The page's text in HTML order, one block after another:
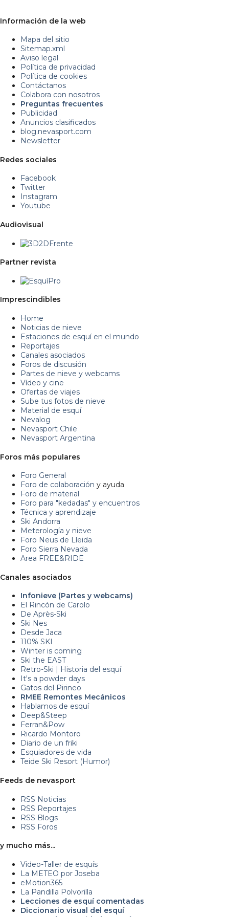
Información de la web
Mapa del sitio
Sitemap.xml
Aviso legal
Política de privacidad
Política de cookies
Contáctanos
Colabora con nosotros
Preguntas frecuentes
Publicidad
Anuncios clasificados
blog.nevasport.com
Newsletter
Redes sociales
Facebook
Twitter
Instagram
Youtube
Audiovisual
Partner revista
Imprescindibles
Home
Noticias de nieve
Estaciones de esquí en el mundo
Reportajes
Canales asociados
Foros de discusión
Partes de nieve y webcams
Vídeo y cine
Ofertas de viajes
Sube tus fotos de nieve
Material de esquí
Nevalog
Nevasport Chile
Nevasport Argentina
Foros más populares
Foro General
Foro de colaboración y ayuda
Foro de material
Foro para "kedadas" y encuentros
Técnica y aprendizaje
Ski Andorra
Meterología y nieve
Foro Neus de Lleida
Foro Sierra Nevada
Area FREE&RIDE
Canales asociados
Infonieve (Partes y webcams)
El Rincón de Carolo
De Après-Ski
Ski Nes
Desde Jaca
110% SKI
Winter is coming
Ski the EAST
Retro-Ski | Historia del esquí
It's a powder days
Gatos del Pirineo
RMEE Remontes Mecánicos
Hablamos de esquí
Deep&Steep
Ferran&Pow
Ricardo Montoro
Diario de un friki
Esquiadores de vida
Teide Ski Resort (Humor)
Feeds de nevasport
RSS Noticias
RSS Reportajes
RSS Blogs
RSS Foros
y mucho más...
Video-Taller de esquís
La METEO por Joseba
eMotion365
La Pandilla Polvorilla
Lecciones de esquí comentadas
Diccionario visual del esquí